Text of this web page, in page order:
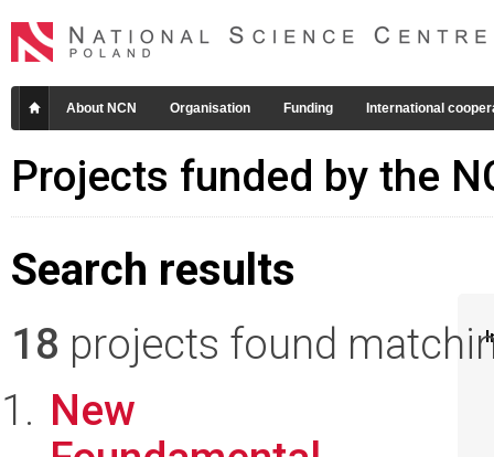
About NCN Organisation Funding International
Projects funded by the
Search results
18 projects found
New